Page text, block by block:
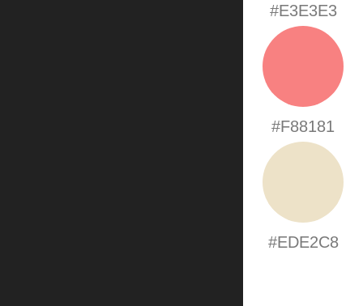
#E3E3E3
#F88181
#EDE2C8